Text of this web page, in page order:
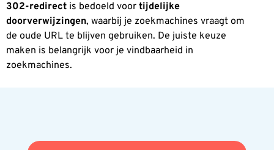
302-redirect is bedoeld voor tijdelijke
doorverwijzingen, waarbij je zoekmachines vraagt om
de oude URL te blijven gebruiken. De juiste keuze
maken is belangrijk voor je vindbaarheid in
zoekmachines.